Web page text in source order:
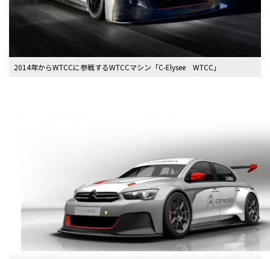
2014年からWTCCに参戦するWTCCマシン「C-Elysee WTCC」